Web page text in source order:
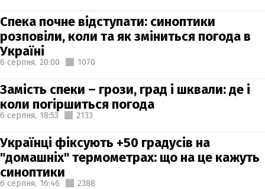
Спека почне відступати: синоптики
розповіли, коли та як зміниться погода в
Україні
6 серпня, 20:00 1070
Замість спеки – грози, град і шквали: де і
коли погіршиться погода
6 серпня, 18:53 2133
Українці фіксують +50 градусів на
"домашніх" термометрах: що на це кажуть
синоптики
6 серпня, 16:46 2388